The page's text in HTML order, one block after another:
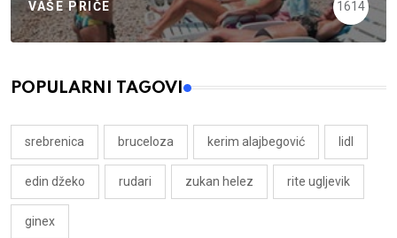
VAŠE PRIČE 1614
POPULARNI TAGOVI
srebrenica bruceloza kerim alajbegović lidl
edin džeko rudari zukan helez rite ugljevik
ginex